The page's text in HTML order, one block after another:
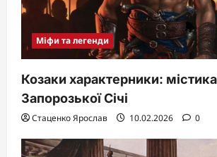
Міфи та легенди
Козаки характерники:
Запорозької Січі
Стаценко Ярослав 10.02.2026 0